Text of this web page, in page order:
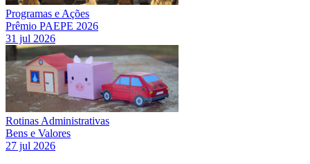
Programas e Ações
Prêmio PAEPE 2026
31 jul 2026
Rotinas Administrativas
Bens e Valores
27 jul 2026